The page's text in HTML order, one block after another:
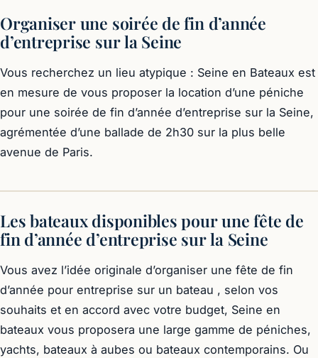
Organiser une soirée de fin d’année
d’entreprise sur la Seine
Vous recherchez un lieu atypique : Seine en Bateaux est
en mesure de vous proposer la location d’une péniche
pour une soirée de fin d’année d’entreprise sur la Seine,
agrémentée d’une ballade de 2h30 sur la plus belle
avenue de Paris.
Les bateaux disponibles pour une fête de
fin d’année d’entreprise sur la Seine
Vous avez l’idée originale d’organiser une fête de fin
d’année pour entreprise sur un bateau , selon vos
souhaits et en accord avec votre budget, Seine en
bateaux vous proposera une large gamme de péniches,
yachts, bateaux à aubes ou bateaux contemporains. Ou